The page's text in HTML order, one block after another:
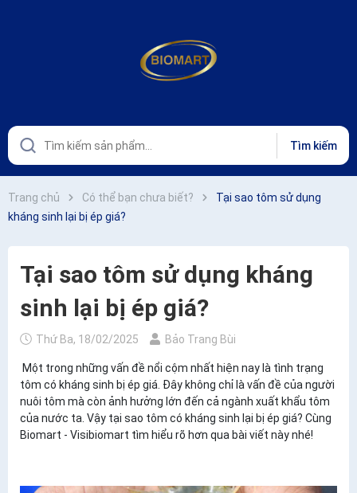
Tìm kiếm
Trang chủ Có thể bạn chưa biết?
Tại sao tôm sử dụng
kháng sinh lại bị ép giá?
Tại sao tôm sử dụng kháng
sinh lại bị ép giá?
Thứ Ba, 18/02/2025 Bảo Trang Bùi
Một trong những vấn đề nổi cộm nhất hiện nay là tình trạng
tôm có kháng sinh bị ép giá. Đây không chỉ là vấn đề của người
nuôi tôm mà còn ảnh hưởng lớn đến cả ngành xuất khẩu tôm
của nước ta. Vậy tại sao tôm có kháng sinh lại bị ép giá? Cùng
Biomart - Visibiomart tìm hiểu rõ hơn qua bài viết này nhé!